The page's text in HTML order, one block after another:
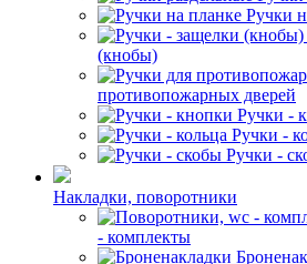
Ручки
(кнобы)
противопожарных дверей
Ручки -
Ручки -
Ручки -
Накладки, поворотники
- комплекты